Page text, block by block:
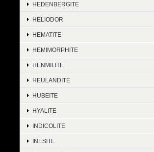
HEDENBERGITE
HELIODOR
HEMATITE
HEMIMORPHITE
HENMILITE
HEULANDITE
HUBEITE
HYALITE
INDICOLITE
INESITE